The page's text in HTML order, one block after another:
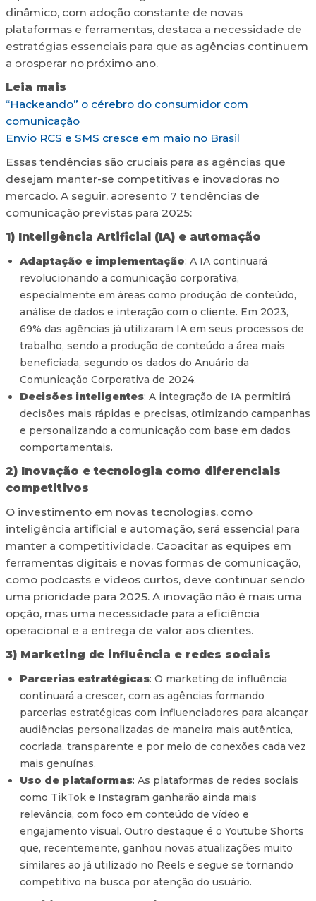
dinâmico, com adoção constante de novas
plataformas e ferramentas, destaca a necessidade de
estratégias essenciais para que as agências continuem
a prosperar no próximo ano.
Leia mais
“Hackeando” o cérebro do consumidor com
comunicação
Envio RCS e SMS cresce em maio no Brasil
Essas tendências são cruciais para as agências que
desejam manter-se competitivas e inovadoras no
mercado. A seguir, apresento 7 tendências de
comunicação previstas para 2025:
1) Inteligência Artificial (IA) e automação
Adaptação e implementação: A IA continuará
revolucionando a comunicação corporativa,
especialmente em áreas como produção de conteúdo,
análise de dados e interação com o cliente. Em 2023,
69% das agências já utilizaram IA em seus processos de
trabalho, sendo a produção de conteúdo a área mais
beneficiada, segundo os dados do Anuário da
Comunicação Corporativa de 2024.
Decisões inteligentes: A integração de IA permitirá
decisões mais rápidas e precisas, otimizando campanhas
e personalizando a comunicação com base em dados
comportamentais.
2) Inovação e tecnologia como diferenciais
competitivos
O investimento em novas tecnologias, como
inteligência artificial e automação, será essencial para
manter a competitividade. Capacitar as equipes em
ferramentas digitais e novas formas de comunicação,
como podcasts e vídeos curtos, deve continuar sendo
uma prioridade para 2025. A inovação não é mais uma
opção, mas uma necessidade para a eficiência
operacional e a entrega de valor aos clientes.
3) Marketing de influência e redes sociais
Parcerias estratégicas: O marketing de influência
continuará a crescer, com as agências formando
parcerias estratégicas com influenciadores para alcançar
audiências personalizadas de maneira mais autêntica,
cocriada, transparente e por meio de conexões cada vez
mais genuínas.
Uso de plataformas: As plataformas de redes sociais
como TikTok e Instagram ganharão ainda mais
relevância, com foco em conteúdo de vídeo e
engajamento visual. Outro destaque é o Youtube Shorts
que, recentemente, ganhou novas atualizações muito
similares ao já utilizado no Reels e segue se tornando
competitivo na busca por atenção do usuário.